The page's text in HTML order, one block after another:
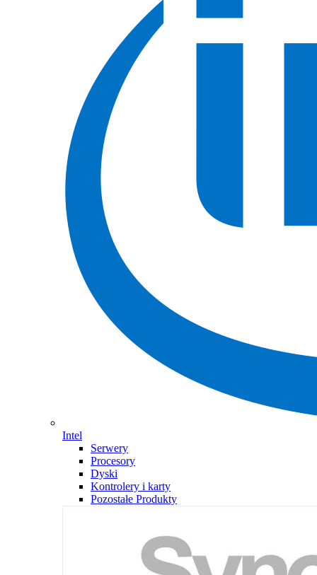
Intel
Serwery
Procesory
Dyski
Kontrolery i karty
Pozostałe Produkty